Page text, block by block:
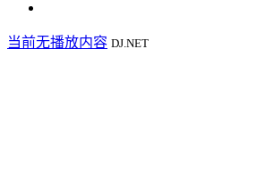
当前无播放内容 DJ.NET